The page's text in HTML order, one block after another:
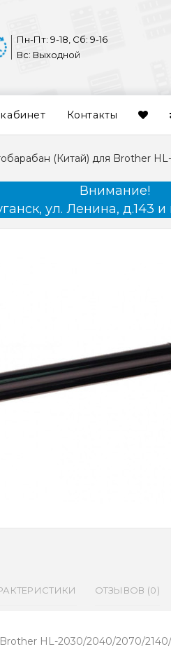
Пн-Пт: 9-18, Сб: 9-16
Вс: Выходной
Контакты
(Китай) для Brother
Внимание!
ул. Ленина, д.143
ОТЗЫВОВ (0)
HL-2030/2040/2070/